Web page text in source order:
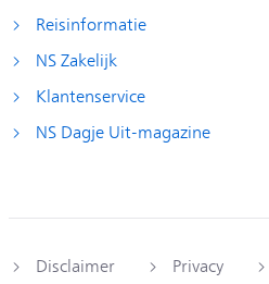
Reisinformatie
NS Zakelijk
Klantenservice
NS Dagje Uit-magazine
Disclaimer Privacy